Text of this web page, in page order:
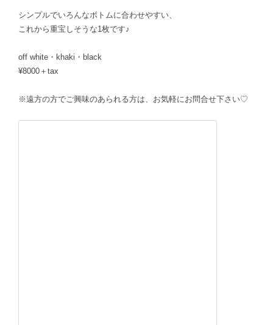
シンプルでいろんなボトムに合わせやすい、
これから重宝しそうな1枚です♪
off white・khaki・black
¥8000＋tax
※遠方の方でご興味のあられる方は、お気軽にお問合せ下さい♡